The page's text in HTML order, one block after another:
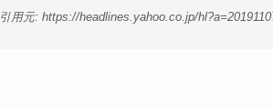
引用元: https://headlines.yahoo.co.jp/